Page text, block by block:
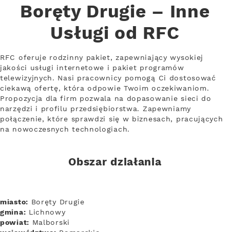
Boręty Drugie – Inne
Usługi od RFC
RFC oferuje rodzinny pakiet, zapewniający wysokiej
jakości usługi internetowe i pakiet programów
telewizyjnych. Nasi pracownicy pomogą Ci dostosować
ciekawą ofertę, która odpowie Twoim oczekiwaniom.
Propozycja dla firm pozwala na dopasowanie sieci do
narzędzi i profilu przedsiębiorstwa. Zapewniamy
połączenie, które sprawdzi się w biznesach, pracujących
na nowoczesnych technologiach.
Obszar działania
miasto: Boręty Drugie
gmina: Lichnowy
powiat: Malborski